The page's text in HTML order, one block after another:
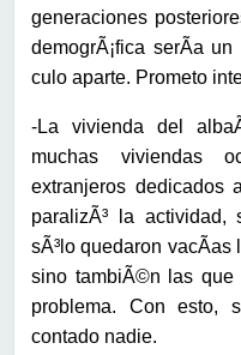
generaciones
demogrÃ¡fica serÃ­a
culo aparte. Prometo
-La vivienda del
muchas viviendas
extranjeros dedicados
paralizÃ³ la
sÃ³lo quedaron vacÃ­as
sino tambiÃ©n las que
problema. Con esto,
contado nadie.